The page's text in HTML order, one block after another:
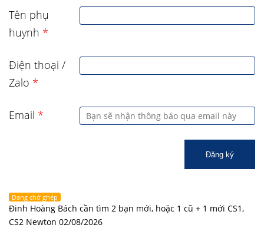
Tên phụ
huynh *
Điện thoại /
Zalo *
Email *
Đăng ký
Đang chờ ghép
Đinh Hoàng Bách cần tìm 2 bạn mới, hoặc 1 cũ + 1 mới CS1,
CS2 Newton 02/08/2026